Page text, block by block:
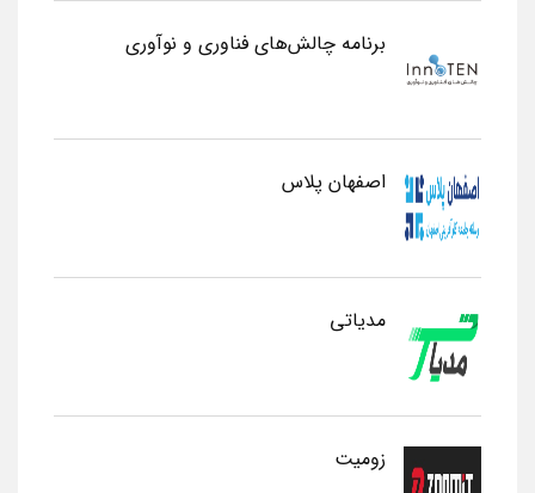
برنامه چالش‌های فناوری و نوآوری
اصفهان پلاس
مدیاتی
زومیت